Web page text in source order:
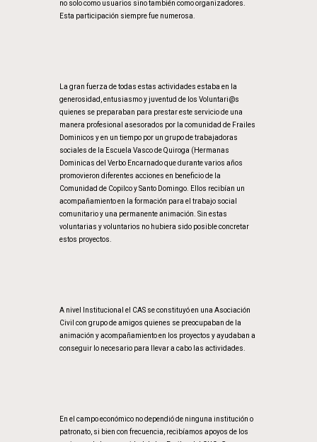
no solo como usuarios sino también como organizadores.
Esta participación siempre fue numerosa.
La gran fuerza de todas estas actividades estaba en la
generosidad, entusiasmo y juventud de los Voluntari@s
quienes se preparaban para prestar este servicio de una
manera profesional asesorados por la comunidad de Frailes
Dominicos y en un tiempo por un grupo de trabajadoras
sociales de la Escuela Vasco de Quiroga (Hermanas
Dominicas del Verbo Encarnado que durante varios años
promovieron diferentes acciones en beneficio de la
Comunidad de Copilco y Santo Domingo. Ellos recibían un
acompañamiento en la formación para el trabajo social
comunitario y una permanente animación. Sin estas
voluntarias y voluntarios no hubiera sido posible concretar
estos proyectos.
A nivel Institucional el CAS se constituyó en una Asociación
Civil con grupo de amigos quienes se preocupaban de la
animación y acompañamiento en los proyectos y ayudaban a
conseguir lo necesario para llevar a cabo las actividades.
En el campo económico no dependió de ninguna institución o
patronato, si bien con frecuencia, recibíamos apoyos de los